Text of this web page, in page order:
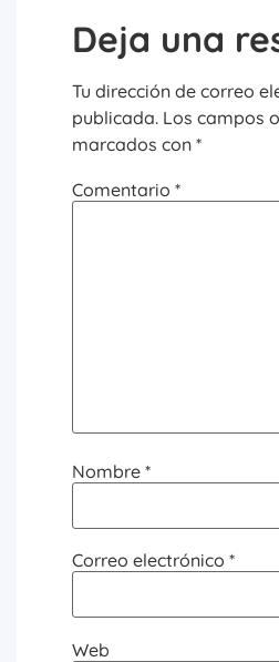
Deja una
Tu dirección de correo
publicada. Los campos
marcados con *
Comentario *
Nombre *
Correo electrónico *
Web